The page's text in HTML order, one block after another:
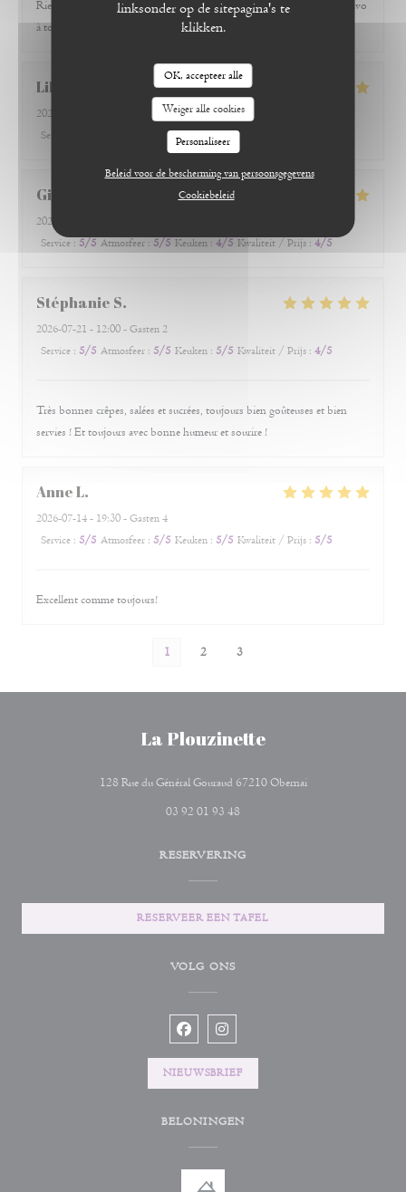
linksonder op de sitepagina's te
klikken.
OK, accepteer alle
Weiger alle cookies
Personaliseer
Beleid voor de bescherming van persoonsgegevens
Cookiebeleid
Rien à dire, juste se rendre au restaurant et à apprécier et à se régaler.Bravo
à toute l'équipe.
Liliane
2026-07-25
- 12:30 - Gasten 2
Service
/5 Keuken:5/5 Kwaliteit / Prijs
Gilles
2026-07-24
Service : 5/5 Atmosfeer : 5/5 Keuken : 4/5 Kwaliteit / Prijs : 4/5
Stéphanie S
2026-07-21 - 12:00 - Gasten 2
Service : 5/5 Atmosfeer : 5/5 Keuken : 5/5 Kwaliteit / Prijs : 4/5
Très bonnes crêpes, salées et sucrées, toujours bien goûteuses et bien
servies ! Et toujours avec bonne humeur et sourire !
AnneL
2026-07-14- 19:30 - Gasten 4
Service : 5/5 Atmosfeer : 5/5 Keuken : 5/5 Kwaliteit / Prijs : 5/5
Excellent comme toujours!
1 2 3
La Plouzinette
128 Rue du Général Gouraud 67210 Obernai((opent in een nieuw
03 92 01 93 48
RESERVERING
RESERVEER EEN TAFEL
VOLG ONS
Facebook ((opent in een nieuw venster))
Instagram ((opent in een nieuw
NIEUWSBRIEF
BELONINGEN